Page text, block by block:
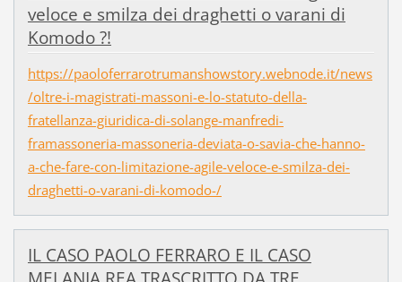
veloce e smilza dei draghetti o varani di
Komodo ?!
https://paoloferrarotrumanshowstory.webnode.it/news
/oltre-i-magistrati-massoni-e-lo-statuto-della-
fratellanza-giuridica-di-solange-manfredi-
framassoneria-massoneria-deviata-o-savia-che-hanno-
a-che-fare-con-limitazione-agile-veloce-e-smilza-dei-
draghetti-o-varani-di-komodo-/
IL CASO PAOLO FERRARO E IL CASO